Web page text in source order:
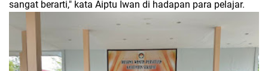
sangat berarti," kata Aiptu Iwan di hadapan para pelajar.